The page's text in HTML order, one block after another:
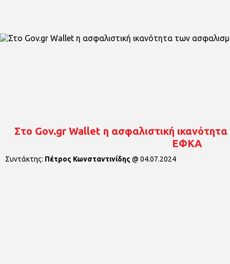
Στο Gov.gr Wallet η ασφαλιστική
ΕΦΚΑ
Συντάκτης: Πέτρος Κωνσταντινίδης @ 04.07.2024